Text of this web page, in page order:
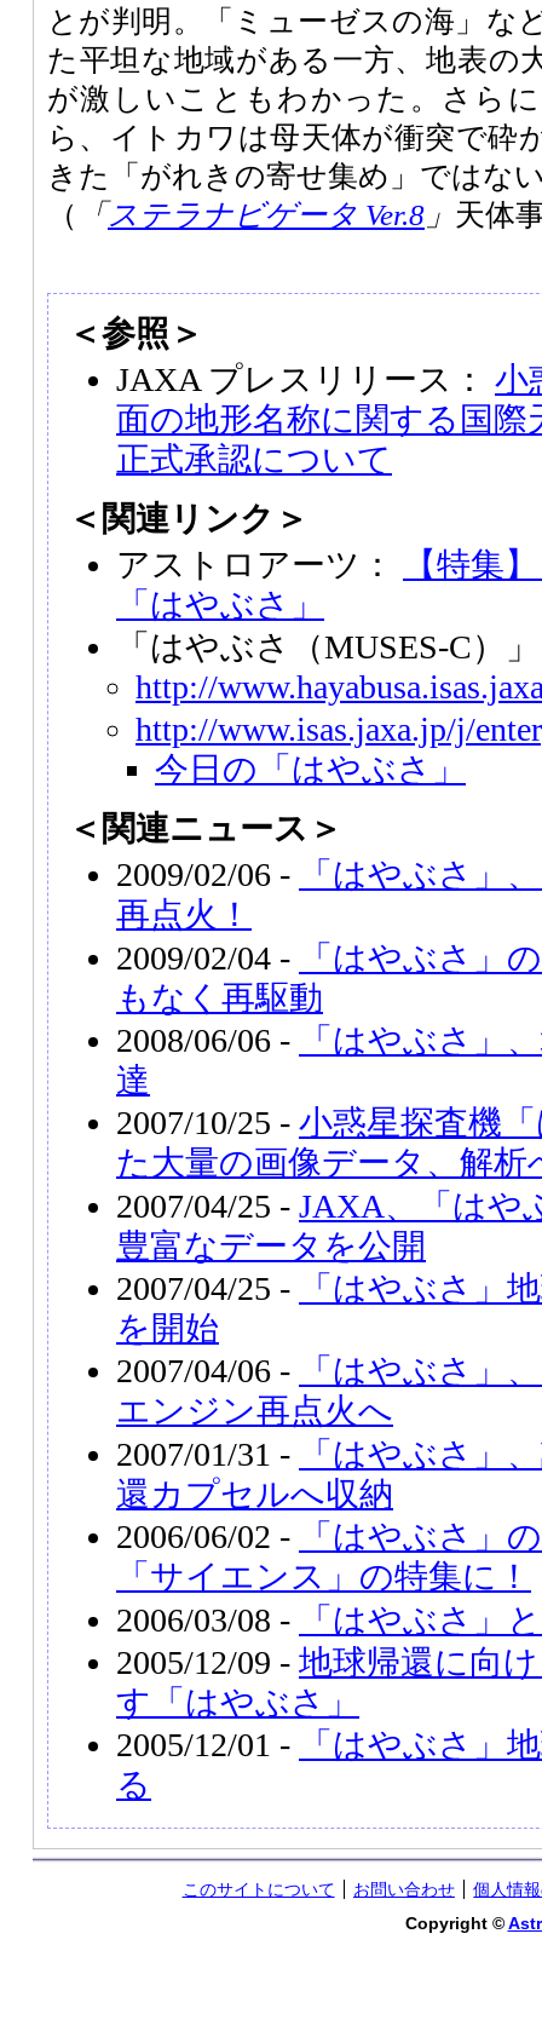
とが判明。「ミューゼスの海」な
た平坦な地域がある一方、地表の
が激しいこともわかった。さら
ら、イトカワは母天体が衝突で砕
きた「がれきの寄せ集め」ではな
（
「 ステラナビゲータ Ver.8 」 天体
＜参照＞
JAXA プレスリリース： 小
面の地形名称に関する国際
正式承認について
＜関連リンク＞
アストロアーツ：
【特集
「はやぶさ」
「はやぶさ（MUSES-C）
http://
http://www.isas.jaxa.jp/j/
今日の「はやぶさ」
＜関連ニュース＞
2009/02/06 -
「はやぶさ」
再点火！
2009/02/04 -
「はやぶさ」
もなく再駆動
2008/06/06 -
「はやぶさ」
達
2007/10/25 - 小惑星探査機
た大量の画像データ、解析
2007/04/25 - JAXA、「はや
豊富なデータを公開
2007/04/25 -
「はやぶさ」
を開始
2007/04/06 -
「はやぶさ」
エンジン再点火へ
2007/01/31 -
「はやぶさ」
還カプセルへ収納
2006/06/02 -
「はやぶさ」
「サイエンス」の特集に！
2006/03/08 -
「はやぶさ」
2005/12/09 - 地球帰還に向
す「はやぶさ」
2005/12/01 -
「はやぶさ」
る
このサイトについて お問い合わせ
個人情
Copyright ©